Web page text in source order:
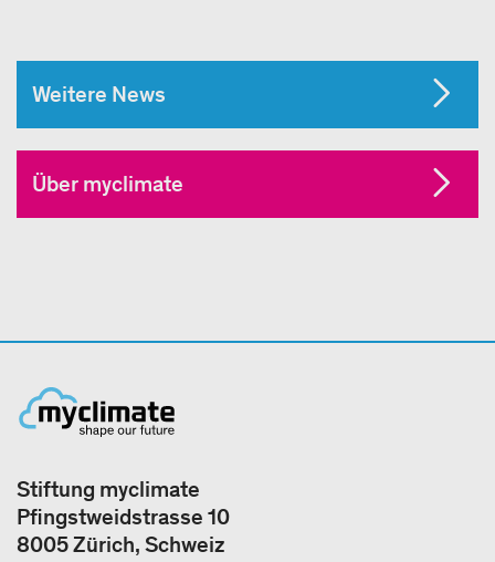
Weitere News
Über myclimate
Stiftung myclimate
Pfingstweidstrasse 10
8005 Zürich, Schweiz